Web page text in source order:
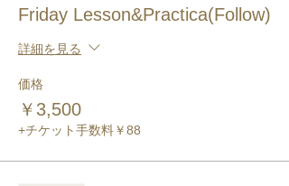
Friday Lesson&Practica(Follow)
詳細を見る
価格
￥3,500
+チケット手数料￥88